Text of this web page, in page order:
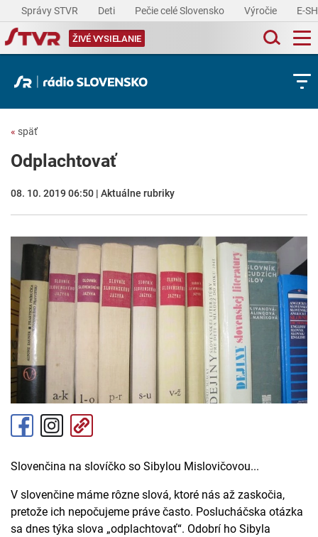
Správy STVR Deti Pečie celé Slovensko Výročie E-
ŽIVÉ VYSIELANIE
« späť
Odplachtovať
08. 10. 2019 06:50 | Aktuálne rubriky
Slovenčina na slovíčko so Sibylou Mislovičovou...
V slovenčine máme rôzne slová, ktoré nás až zaskočia,
pretože ich nepočujeme práve často. Poslucháčska otázka
sa dnes týka slova „odplachtovať“. Odobrí ho Sibyla